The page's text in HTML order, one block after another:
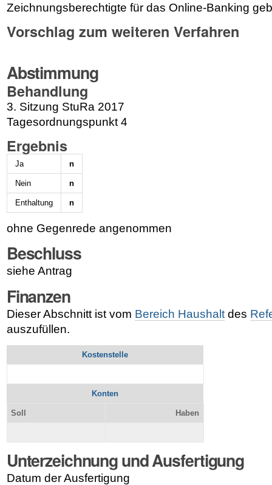
Zeichnungsberechtigte für das Online-Banking
Vorschlag zum weiteren Verfahren
Abstimmung
Behandlung
3. Sitzung StuRa 2017
Tagesordnungspunkt 4
Ergebnis
Ja n
Nein n
Enthaltung n
ohne Gegenrede angenommen
Beschluss
siehe Antrag
Finanzen
Dieser Abschnitt ist vom Bereich Haushaltdes
auszufüllen.
Kostenstelle
Konten
Soll Haben
Unterzeichnung und Ausfertigung
Datum der Ausfertigung